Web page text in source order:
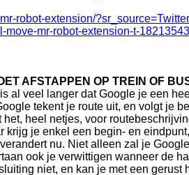
robot-extension/?sr_source=Twitter
move-mr-robot-extension-t-
AFSTAPPEN OP TREIN OF
al veel langer dat Google je een
tekent je route uit, en volgt je
het, heel netjes, voor
krijg je enkel een begin- en
nu. Niet alleen zal je
ook je verwittigen wanneer de
niet, en kan je met een gerust